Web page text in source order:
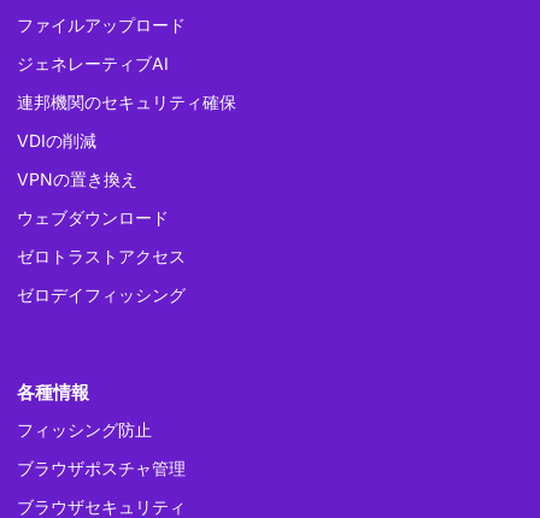
ファイルアップロード
ジェネレーティブAI
連邦機関のセキュリティ確保
VDIの削減
VPNの置き換え
ウェブダウンロード
ゼロトラストアクセス
ゼロデイフィッシング
各種情報
フィッシング防止
ブラウザポスチャ管理
ブラウザセキュリティ